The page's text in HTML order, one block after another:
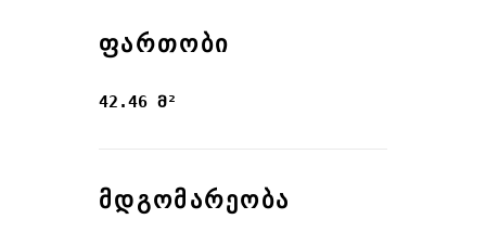
ᲤᲐᲠᲗᲝᲑᲘ
42.46 მ²
ᲛᲓᲒᲝᲛᲐᲠᲔᲝᲑᲐ